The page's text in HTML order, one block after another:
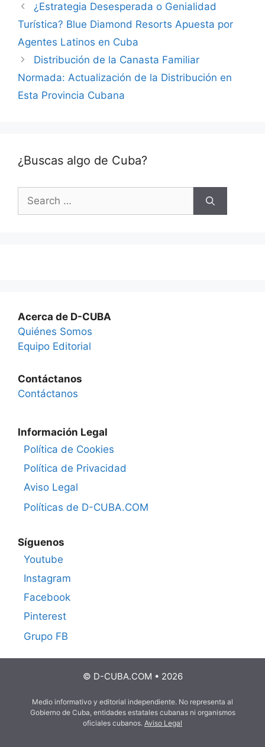
¿Estrategia Desesperada o Genialidad
Turística? Blue Diamond Resorts Apuesta por
Agentes Latinos en Cuba
Distribución de la Canasta Familiar
Normada: Actualización de la Distribución en
Esta Provincia Cubana
¿Buscas algo de Cuba?
Search
for:
Acerca de D-CUBA
Quiénes Somos
Equipo Editorial
Contáctanos
Contáctanos
Información Legal
Política de Cookies
Política de Privacidad
Aviso Legal
Políticas de D-CUBA.COM
Síguenos
Youtube
Instagram
Facebook
Pinterest
Grupo FB
© D-CUBA.COM • 2026
Medio informativo y editorial independiente. No representa al
Gobierno de Cuba, entidades estatales cubanas ni organismos
oficiales cubanos. Aviso Legal